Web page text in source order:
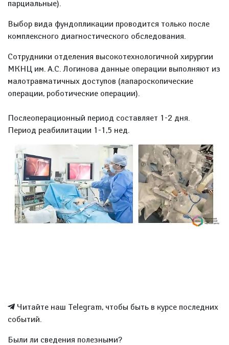
парциальные).
Выбор вида фундопликации проводится только после
комплексного диагностического обследования.
Сотрудники отделения высокотехнологичной хирургии
МКНЦ им. А.С. Логинова данные операции выполняют из
малотравматичных доступов (лапароскопические
операции, роботические операции).
Послеоперационный период составляет 1-2 дня.
Период реабилитации 1-1,5 нед.
Читайте наш Telegram, чтобы быть в курсе последних
событий.
Были ли сведения полезными?